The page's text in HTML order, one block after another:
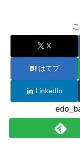
X
はてブ
LinkedIn